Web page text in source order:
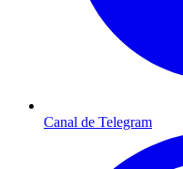
Canal de Telegram